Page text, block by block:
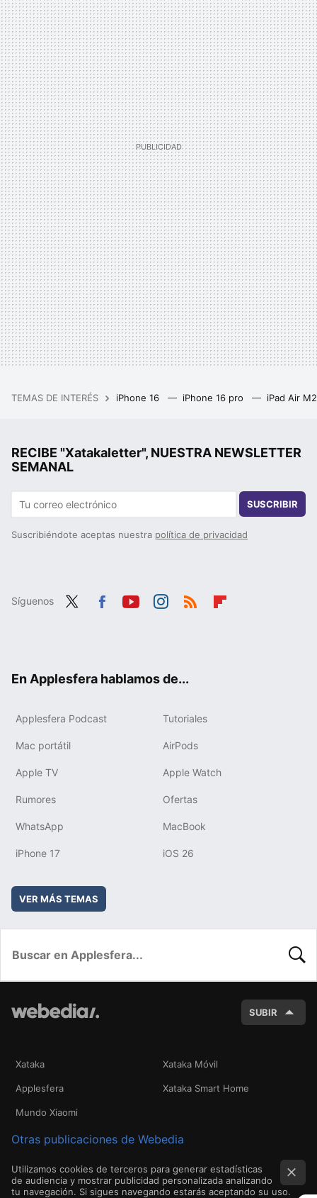
TEMAS DE INTERÉS iPhone 16 iPhone 16 pro iPad Air
RECIBE "Xatakaletter", NUESTRA NEWSLETTER
SEMANAL
SUSCRIBIR
Suscribiéndote aceptas nuestra política de privacidad
Síguenos
En Applesfera hablamos de...
Applesfera Podcast Tutoriales
Mac portátil AirPods
Apple TV Apple Watch
Rumores Ofertas
WhatsApp MacBook
iPhone 17 iOS 26
VER MÁS TEMAS
SUBIR
Xataka Xataka Móvil
Applesfera Xataka Smart Home
Mundo Xiaomi
Otras publicaciones de Webedia
Utilizamos cookies de terceros para generar estadísticas
de audiencia y mostrar publicidad personalizada analizando
tu navegación. Si sigues navegando estarás aceptando su uso.